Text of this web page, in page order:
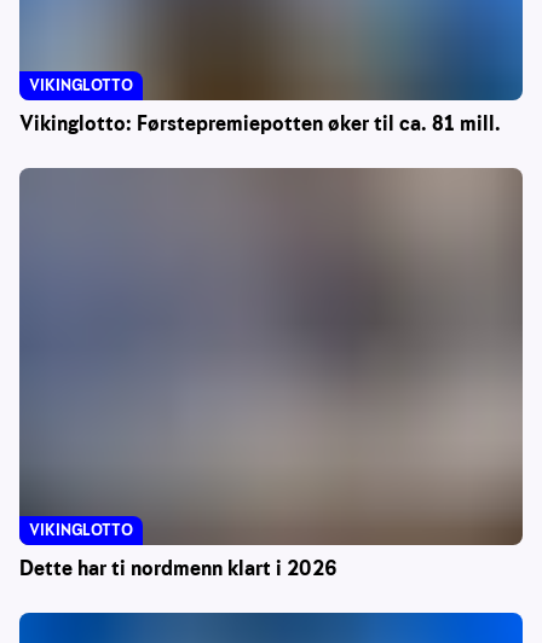
Vikinglotto: Førstepremiepotten øker til ca. 81 mill.
VIKINGLOTTO
Dette har ti nordmenn klart i 2026
VIKINGLOTTO